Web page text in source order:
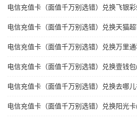
电信充值卡（面值千万别选错）兑换飞银
电信充值卡（面值千万别选错）兑换天猫
电信充值卡（面值千万别选错）兑换万里
电信充值卡（面值千万别选错）兑换壹钱
电信充值卡（面值千万别选错）兑换去哪
电信充值卡（面值千万别选错）兑换阳光